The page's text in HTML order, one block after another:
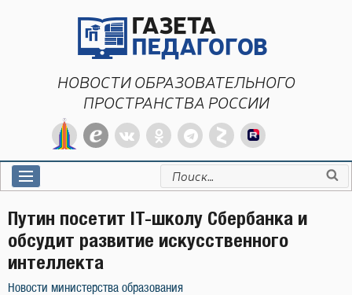
НОВОСТИ ОБРАЗОВАТЕЛЬНОГО
ПРОСТРАНСТВА РОССИИ
Искать:
Путин посетит IT-школу Сбербанка и
обсудит развитие искусственного
интеллекта
Новости министерства образования